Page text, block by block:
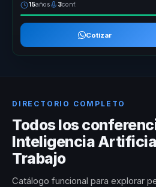
15años 3conf.
Cotizar
DIRECTORIO COMPLETO
Todos los
Inteligencia
Trabajo
Catálogo funcional para explorar